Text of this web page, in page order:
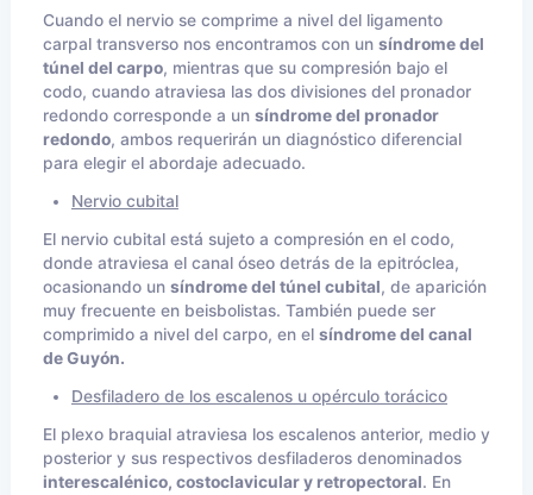
Cuando el nervio se comprime a nivel del ligamento
carpal transverso nos encontramos con un síndrome del
túnel del carpo, mientras que su compresión bajo el
codo, cuando atraviesa las dos divisiones del pronador
redondo corresponde a un síndrome del pronador
redondo, ambos requerirán un diagnóstico diferencial
para elegir el abordaje adecuado.
Nervio cubital
El nervio cubital está sujeto a compresión en el codo,
donde atraviesa el canal óseo detrás de la epitróclea,
ocasionando un síndrome del túnel cubital, de aparición
muy frecuente en beisbolistas. También puede ser
comprimido a nivel del carpo, en el síndrome del canal
de Guyón.
Desfiladero de los escalenos u opérculo torácico
El plexo braquial atraviesa los escalenos anterior, medio y
posterior y sus respectivos desfiladeros denominados
interescalénico, costoclavicular y retropectoral. En